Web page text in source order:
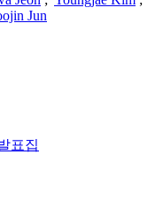
Jun
표집